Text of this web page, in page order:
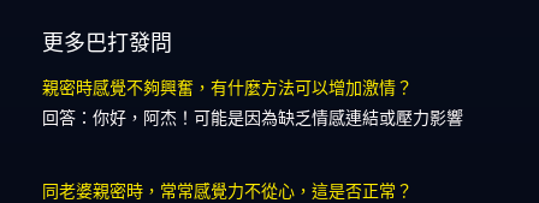
更多巴打發問
親密時感覺不夠興奮，有什麼方法可以增加激情？
回答：你好，阿杰！可能是因為缺乏情感連結或壓力影響
同老婆親密時，常常感覺力不從心，這是否正常？